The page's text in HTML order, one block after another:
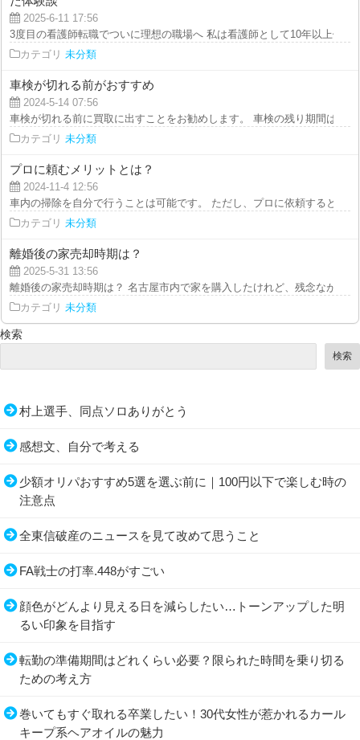
2025-6-11 17:56
3度目の看護師転職でついに理想の職場へ 私は看護師として10年以上働い
カテゴリ 未分類
車検が切れる前がおすすめ
2024-5-14 07:56
車検が切れる前に買取に出すことをお勧めします。 車検の残り期間は、
カテゴリ 未分類
プロに頼むメリットとは？
2024-11-4 12:56
車内の掃除を自分で行うことは可能です。 ただし、プロに依頼すると徹
カテゴリ 未分類
離婚後の家売却時期は？
2025-5-31 13:56
離婚後の家売却時期は？ 名古屋市内で家を購入したけれど、残念ながら
カテゴリ 未分類
検索
検索
村上選手、同点ソロありがとう
感想文、自分で考える
少額オリパおすすめ5選を選ぶ前に｜100円以下で楽しむ時の
注意点
全東信破産のニュースを見て改めて思うこと
FA戦士の打率.448がすごい
顔色がどんより見える日を減らしたい…トーンアップした明
るい印象を目指す
転勤の準備期間はどれくらい必要？限られた時間を乗り切る
ための考え方
巻いてもすぐ取れる卒業したい！30代女性が惹かれるカール
キープ系ヘアオイルの魅力